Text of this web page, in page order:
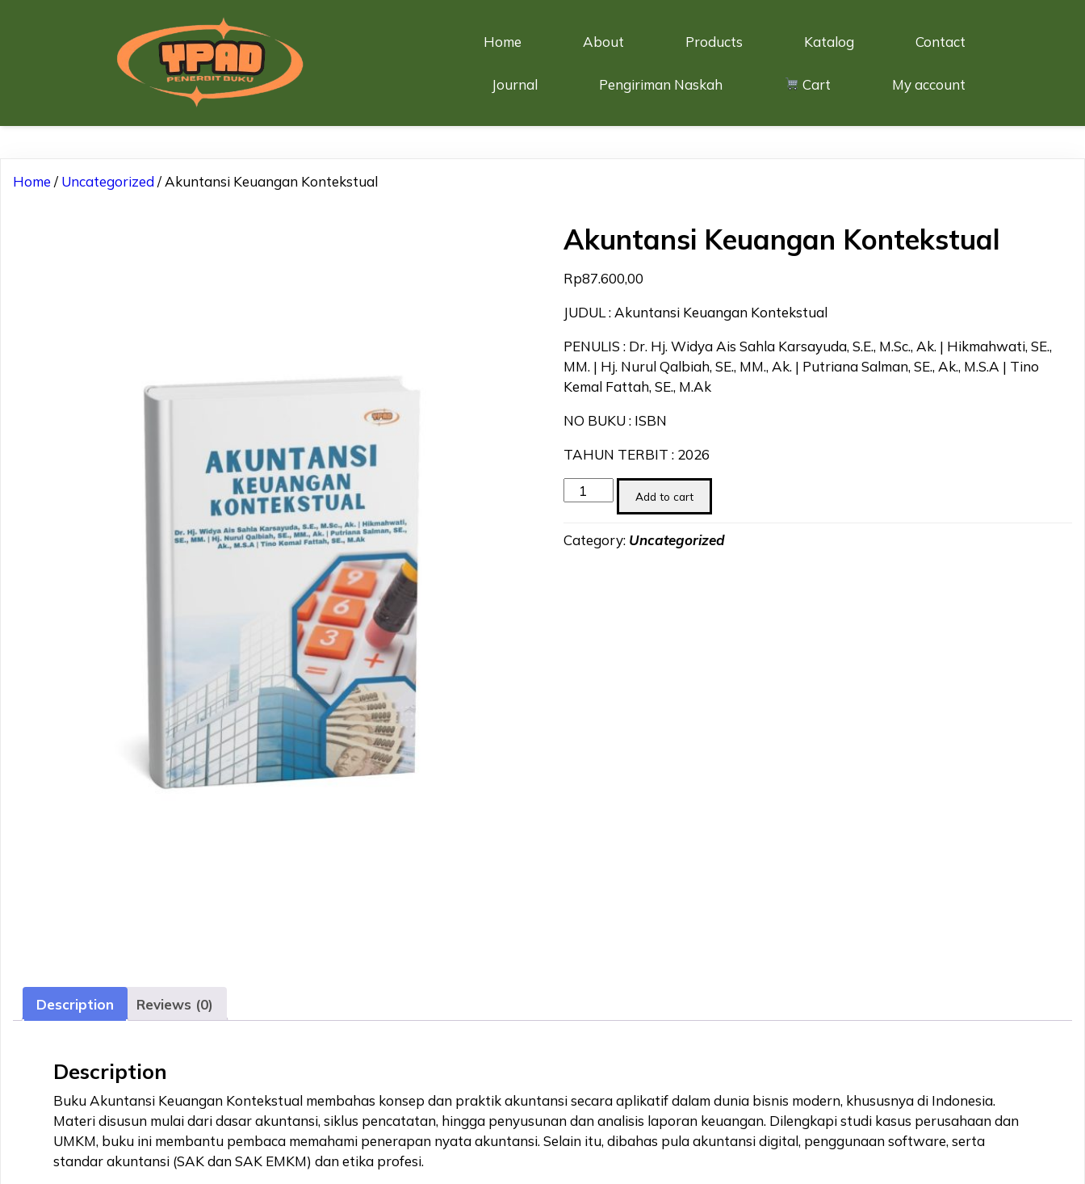
Home About Products Katalog Contact
Journal Pengiriman Naskah Cart My account
Home /Uncategorized/ Akuntansi Keuangan Kontekstual
Akuntansi Keuangan Kontekstual
Rp87.600,00
JUDUL : Akuntansi Keuangan Kontekstual
PENULIS : Dr. Hj. Widya Ais Sahla Karsayuda, S.E., M.Sc., Ak. | Hikmahwati, SE.,
MM. | Hj. Nurul Qalbiah, SE., MM., Ak. | Putriana Salman, SE., Ak., M.S.A | Tino
Kemal Fattah, SE., M.Ak
NO BUKU : ISBN
TAHUN TERBIT : 2026
Akuntansi
Keuangan
quantity
Add to cart
Category: Uncategorized
Description Reviews (0)
Description
Buku Akuntansi Keuangan Kontekstual membahas konsep dan praktik akuntansi secara aplikatif dalam dunia bisnis modern, khususnya di Indonesia.
Materi disusun mulai dari dasar akuntansi, siklus pencatatan, hingga penyusunan dan analisis laporan keuangan. Dilengkapi studi kasus perusahaan dan
UMKM, buku ini membantu pembaca memahami penerapan nyata akuntansi. Selain itu, dibahas pula akuntansi digital, penggunaan software, serta
standar akuntansi (SAK dan SAK EMKM) dan etika profesi.